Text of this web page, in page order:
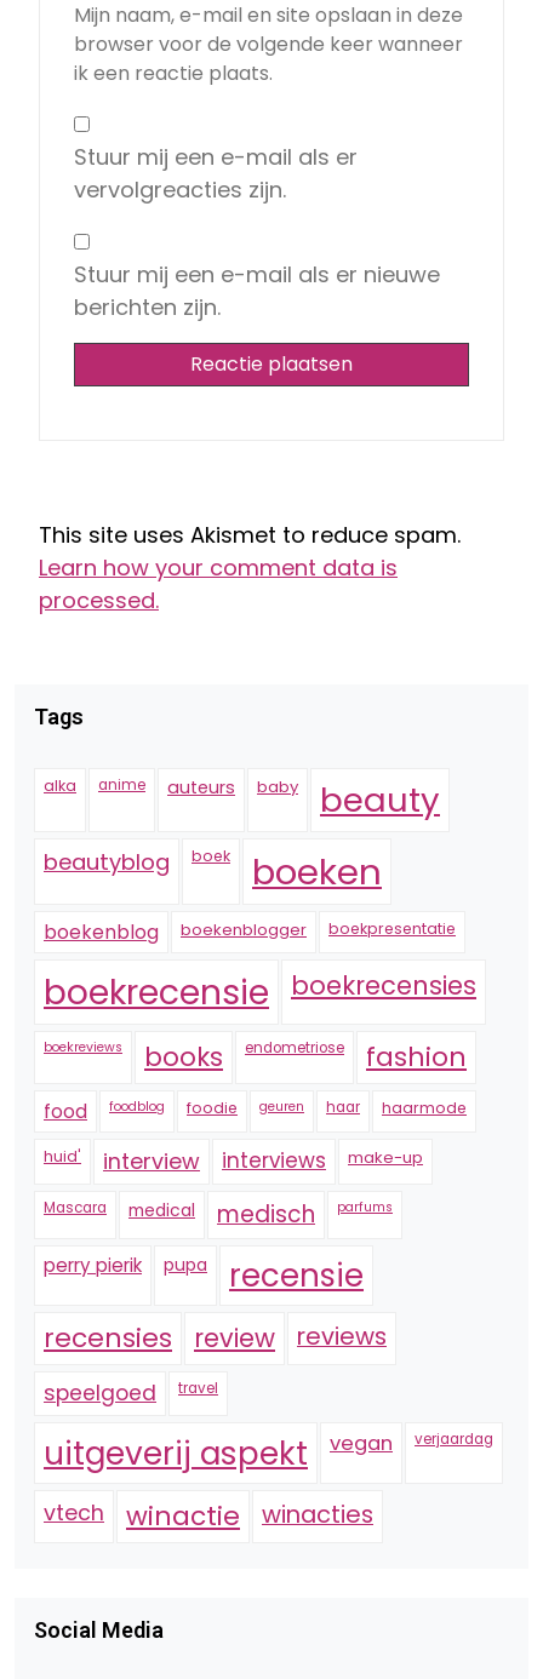
Mijn naam, e-mail en site opslaan in deze
browser voor de volgende keer wanneer
ik een reactie plaats.
Stuur mij een e-mail als er
vervolgreacties zijn.
Stuur mij een e-mail als er nieuwe
berichten zijn.
This site uses Akismet to reduce spam.
Learn how your comment data is
processed.
Tags
alka anime auteurs baby beauty
beautyblog boek boeken
boekenblog boekenblogger boekpresentatie
boekrecensie boekrecensies
boekreviews books endometriose fashion
food foodblog foodie geuren haar haarmode
huid' interview interviews make-up
Mascara medical medisch parfums
perry pierik pupa recensie
recensies review reviews
speelgoed travel
uitgeverij aspekt vegan verjaardag
vtech winactie winacties
Social Media